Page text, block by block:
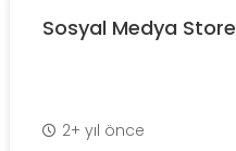
Sosyal Medya Store
2+ yıl önce